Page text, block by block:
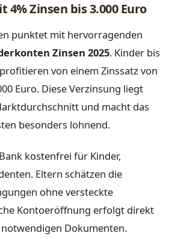
Zinsen bis 3.000 Euro
punktet mit hervorragenden
Zinsen 2025. Kinder bis
von einem Zinssatz von
Euro. Diese Verzinsung liegt
und macht das
besonders lohnend.
kostenfrei für Kinder,
Eltern schätzen die
ohne versteckte
Kontoeröffnung erfolgt direkt
Dokumenten.